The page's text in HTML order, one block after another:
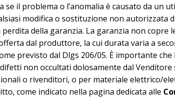
se il problema o l’anomalia è causato da
modifica o sostituzione non
della garanzia. La garanzia non copre
dal produttore, la cui durata varia a
previsto dal Dlgs 206/05. È importante
non occultati dolosamente dal
o rivenditori, o per materiale elettrico/
come indicato nella pagina dedicata alle